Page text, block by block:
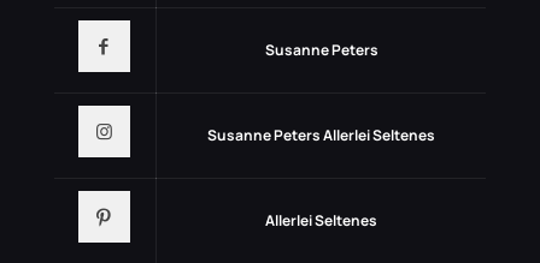
Susanne Peters
Susanne Peters Allerlei Seltenes
Allerlei Seltenes